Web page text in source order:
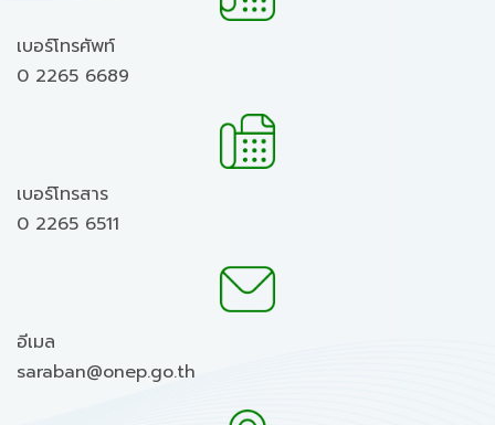
เบอร์โทรศัพท์
0 2265 6689
เบอร์โทรสาร
0 2265 6511
อีเมล
saraban@onep.go.th